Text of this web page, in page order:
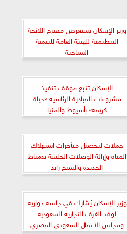
وزير الإسكان يستعرض مقترح اللائحة
التنظيمية للهيئة العامة للتنمية
السياحية
الإسكان تتابع موقف تنفيذ
مشروعات المبادرة الرئاسية «حياة
كريمة» بأسيوط والمنيا
حملات لتحصيل متأخرات استهلاك
المياه وإزالة الوصلات الخلسة بدمياط
الجديدة والشيخ زايد
وزير الإسكان يُشارك في جلسة حوارية
لوفد الغرف التجارية السعودية
ومجلس الأعمال السعودي المصري